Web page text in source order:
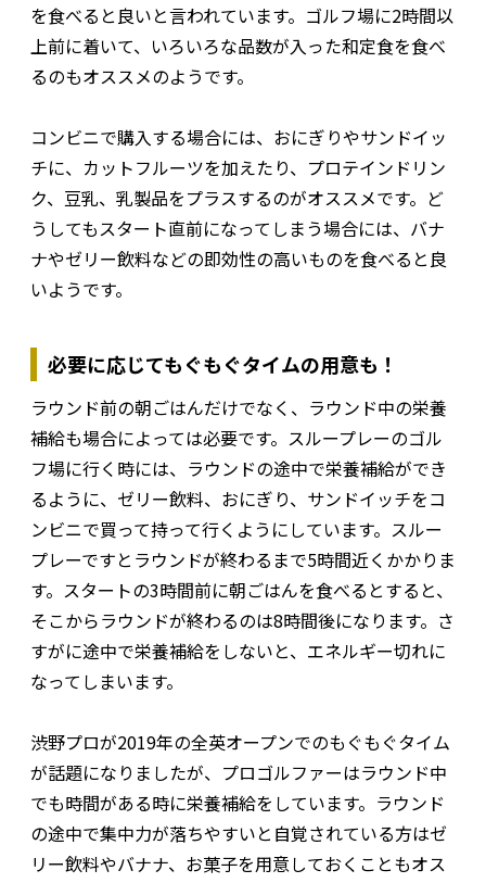
を食べると良いと言われています。ゴルフ場に2時間以
上前に着いて、いろいろな品数が入った和定食を食べ
るのもオススメのようです。
コンビニで購入する場合には、おにぎりやサンドイッ
チに、カットフルーツを加えたり、プロテインドリン
ク、豆乳、乳製品をプラスするのがオススメです。ど
うしてもスタート直前になってしまう場合には、バナ
ナやゼリー飲料などの即効性の高いものを食べると良
いようです。
必要に応じてもぐもぐタイムの用意も！
ラウンド前の朝ごはんだけでなく、ラウンド中の栄養
補給も場合によっては必要です。スループレーのゴル
フ場に行く時には、ラウンドの途中で栄養補給ができ
るように、ゼリー飲料、おにぎり、サンドイッチをコ
ンビニで買って持って行くようにしています。スルー
プレーですとラウンドが終わるまで5時間近くかかりま
す。スタートの3時間前に朝ごはんを食べるとすると、
そこからラウンドが終わるのは8時間後になります。さ
すがに途中で栄養補給をしないと、エネルギー切れに
なってしまいます。
渋野プロが2019年の全英オープンでのもぐもぐタイム
が話題になりましたが、プロゴルファーはラウンド中
でも時間がある時に栄養補給をしています。ラウンド
の途中で集中力が落ちやすいと自覚されている方はゼ
リー飲料やバナナ、お菓子を用意しておくこともオス